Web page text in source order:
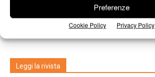
Preferenze
Cookie Policy Privacy Policy
Valeria Teruzzi
Leggi la rivista